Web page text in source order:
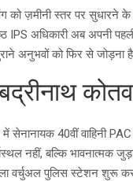
को ज़मीनी स्तर पर सुधारने
अधिकारी अब अपनी
अनुभवों को फिर से जोड़ना
40वीं वाहिनी
नहीं, बल्कि भावनात्मक
वर्चुअल पुलिस स्टेशन शुरू